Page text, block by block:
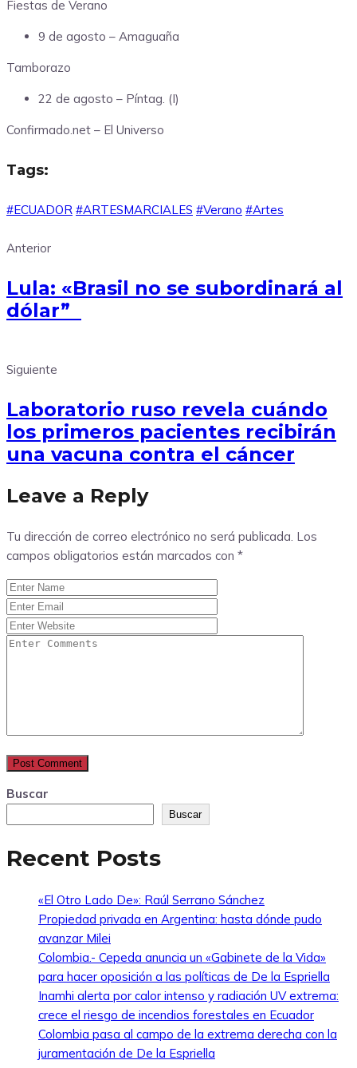
Fiestas de Verano
9 de agosto – Amaguaña
Tamborazo
22 de agosto – Píntag. (I)
Confirmado.net – El Universo
Tags:
#ECUADOR #ARTESMARCIALES #Verano #Artes
Anterior
Lula: «Brasil no se subordinará al
dólar”
Siguiente
Laboratorio ruso revela cuándo
los primeros pacientes recibirán
una vacuna contra el cáncer
Leave a Reply
Tu dirección de correo electrónico no será publicada. Los
campos obligatorios están marcados con *
Buscar
Buscar
Recent Posts
«El Otro Lado De»: Raúl Serrano Sánchez
Propiedad privada en Argentina: hasta dónde pudo
avanzar Milei
Colombia.- Cepeda anuncia un «Gabinete de la Vida»
para hacer oposición a las políticas de De la Espriella
Inamhi alerta por calor intenso y radiación UV extrema:
crece el riesgo de incendios forestales en Ecuador
Colombia pasa al campo de la extrema derecha con la
juramentación de De la Espriella